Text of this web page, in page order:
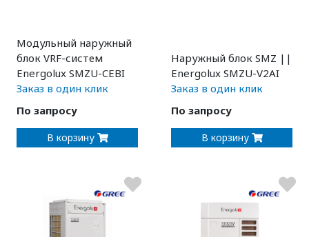
Модульный наружный
блок VRF-систем
Energolux SMZU-CEBI
Заказ в один клик
По запросу
В корзину
Наружный блок SMZ ||
Energolux SMZU-V2AI
Заказ в один клик
По запросу
В корзину